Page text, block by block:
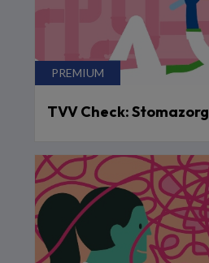
TVV Check: Stomazorg